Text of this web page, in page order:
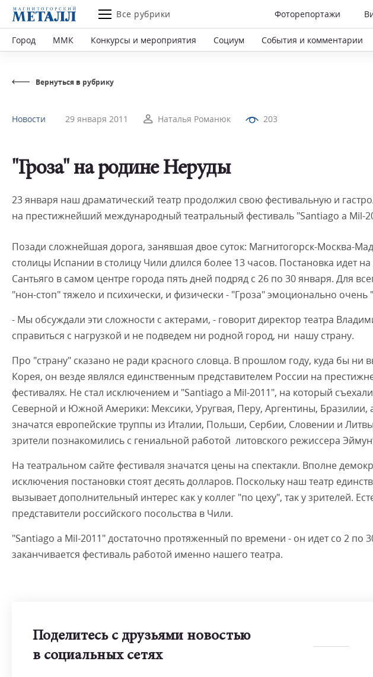
Все рубрики Фоторепортажи
Город ММК Конкурсы и мероприятия Социум События и комментарии
Вернуться в рубрику
Новости 29 января 2011 Наталья Романюк 203
"Гроза" на родине Неруды
23 января наш драматический театр продолжил свою фестивальную и
на престижнейший международный театральный фестиваль "Santiago a Mil-
Позади сложнейшая дорога, занявшая двое суток: Магнитогорск-Москва-
столицы Испании в столицу Чили длился более 13 часов. Постановка идет на
Сантьяго в самом центре города пять дней подряд с 26 по 30 января. Для
"нон-стоп" тяжело и психически, и физически - "Гроза" эмоционально очень
- Мы обсуждали эти сложности с актерами, - говорит директор театра
справиться с нагрузкой и не подведем ни родной город, ни нашу страну.
Про "страну" сказано не ради красного словца. В прошлом году, куда бы ни
Корея, он везде являлся единственным представителем России на
фестивалях. Не стал исключением и "Santiago a Mil-2011", на который
Северной и Южной Америки: Мексики, Уругвая, Перу, Аргентины, Бразилии,
значатся европейские труппы из Италии, Польши, Сербии, Словении и
зрители познакомились с гениальной работой литовского режиссера
На театральном сайте фестиваля значатся цены на спектакли. Вполне
исключения постановки стоят десять долларов. Поскольку наш театр
вызывает дополнительный интерес как у коллег "по цеху", так у зрителей.
представители российского посольства в Чили.
"Santiago a Mil-2011" достаточно протяженный по времени - он идет со 2 по
заканчивается фестиваль работой именно нашего театра.
Поделитесь с друзьями новостью
в социальных сетях